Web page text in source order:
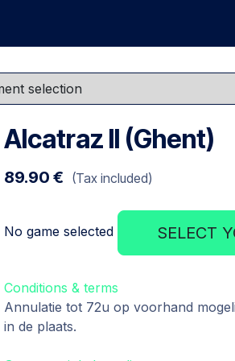
Alcatraz II (Ghent)
89.90 € (Tax included)
No game selected SELECT
Conditions & terms
Annulatie tot 72u op voorhand
in de plaats.